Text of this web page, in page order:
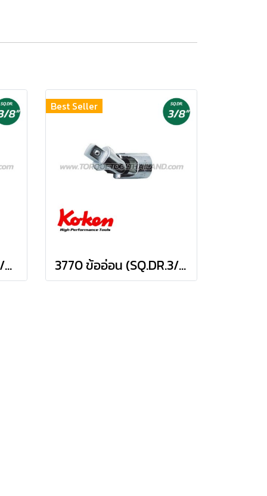
3771 ข้ออ่อน (SQ.DR.3/8") universal Joint
Best Seller
3770 ข้ออ่อน (SQ.DR.3/8") universal Joint